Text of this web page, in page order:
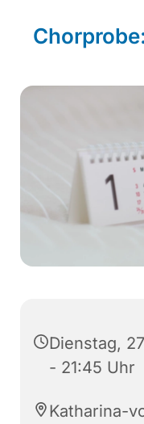
Dienstag,
- 21:45 Uhr
Katharina-